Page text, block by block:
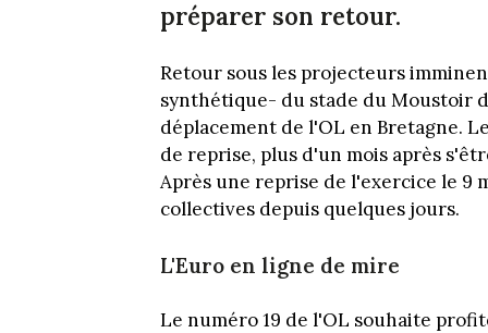
préparer son retour.
Retour sous les projecteurs
synthétique- du stade du Moustoir
déplacement de l'OL en Bretagne.
de reprise, plus d'un mois après
Après une reprise de l'exercice le 9
collectives depuis quelques jours.
L'Euro en ligne de mire
Le numéro 19 de l'OL souhaite